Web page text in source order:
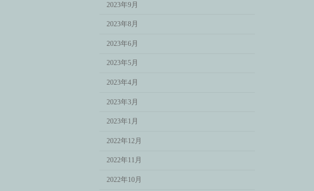
2023年9月
2023年8月
2023年6月
2023年5月
2023年4月
2023年3月
2023年1月
2022年12月
2022年11月
2022年10月